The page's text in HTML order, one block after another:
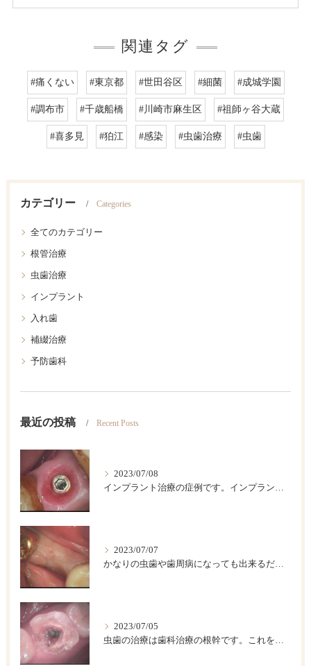
関連タグ
#痛くない #東京都 #世田谷区 #細菌 #成城学園
#調布市 #千歳船橋 #川崎市麻生区 #祖師ヶ谷大蔵
#喜多見 #狛江 #感染 #虫歯治療 #虫歯
カテゴリー Categories
全てのカテゴリー
根管治療
虫歯治療
インプラント
入れ歯
補綴治療
予防歯科
最近の投稿 Recent Posts
2023/07/08
インプラント治療の症例です。インプラントは歯が欠損した後のベストの治療法です。
2023/07/07
かなりの虫歯や歯周病になっても出来るだけ歯は保存したいですが、歯をどうしても抜かなければならない場合があります。このような時に伝統的な入れ歯やブリッジなどによって欠損部を回復する方法がありますが、条件が合えば、インプラント治療が一番具合が良い治療法です。
2023/07/05
虫歯の治療は歯科治療の根幹です。これを精密にして歯の寿命を長くしましょう。